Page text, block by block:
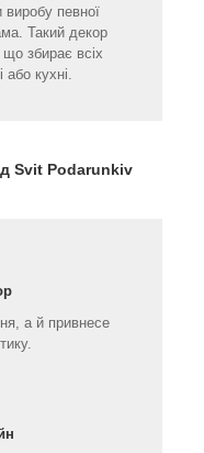
певної
Такий декор
збирає всіх
кухні.
Svit Podarunkiv
а й привнесе